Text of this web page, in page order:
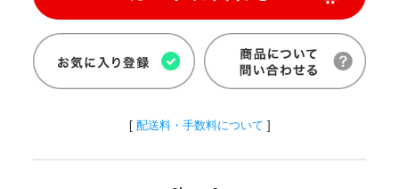
[ 配送料・手数料について ]